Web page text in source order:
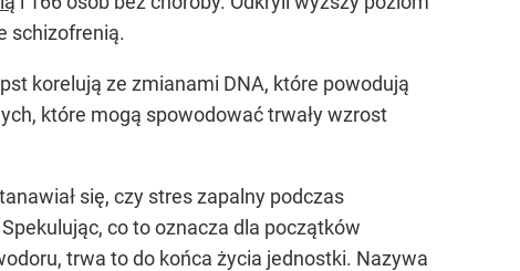
schizofrenią.
korelują ze zmianami DNA, które powodują
które mogą spowodować trwały wzrost
się, czy stres zapalny podczas
co to oznacza dla początków
trwa to do końca życia jednostki. Nazywa